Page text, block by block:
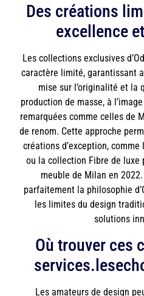
Des créations
excellence
Les collections exclusives
caractère limité, garantissant
mise sur l’originalité et la
production de masse, à
remarquées comme celles de
de renom. Cette approche
créations d’exception,
ou la collection Fibre de luxe
meuble de Milan en
parfaitement la philosophie
les limites du design
solutions
Où trouver ces
Les amateurs de design